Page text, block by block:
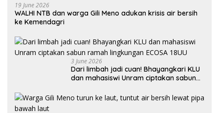
19 June 2026
WALHI NTB dan warga Gili Meno adukan krisis air bersih
ke Kemendagri
3 June 2026
Dari limbah jadi cuan! Bhayangkari KLU
dan mahasiswi Unram ciptakan sabun